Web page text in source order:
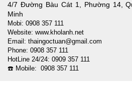
4/7 Đường Bàu Cát 1, Phường 14,
Minh
Mobi: 0908 357 111
Website: www.kholanh.net
Email: thaingoctuan@gmail.com
Phone: 0908 357 111
HotLine 24/24: 0909 357 111
☎️ Mobile: 0908 357 111